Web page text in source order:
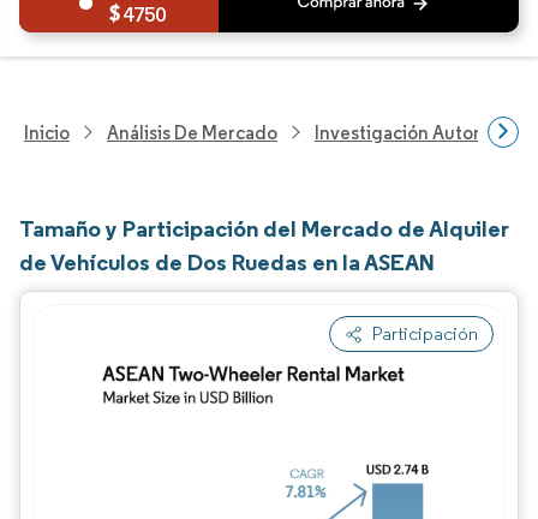
4750
Inicio Análisis De Mercado Investigación Automotriz
Tamaño y Participación del Mercado de Alquiler
de Vehículos de Dos Ruedas en la ASEAN
Participación